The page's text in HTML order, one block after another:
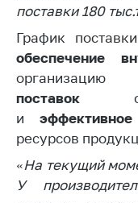
Торговля и
контроль
Защита прав
рекламной
поставки 180
График
обеспечение
поставок
и
ресурсов
«На текущий
У